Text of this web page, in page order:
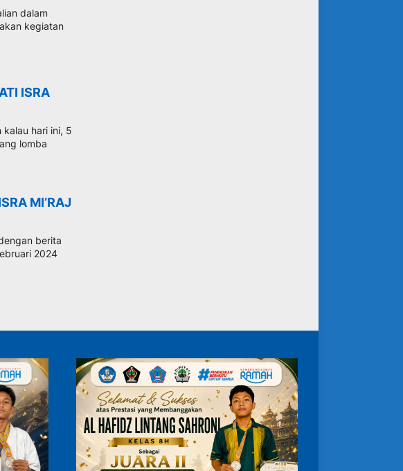
dalam
kegiatan
ISRA
kalau hari ini, 5
lomba
MI’RAJ
berita
2024